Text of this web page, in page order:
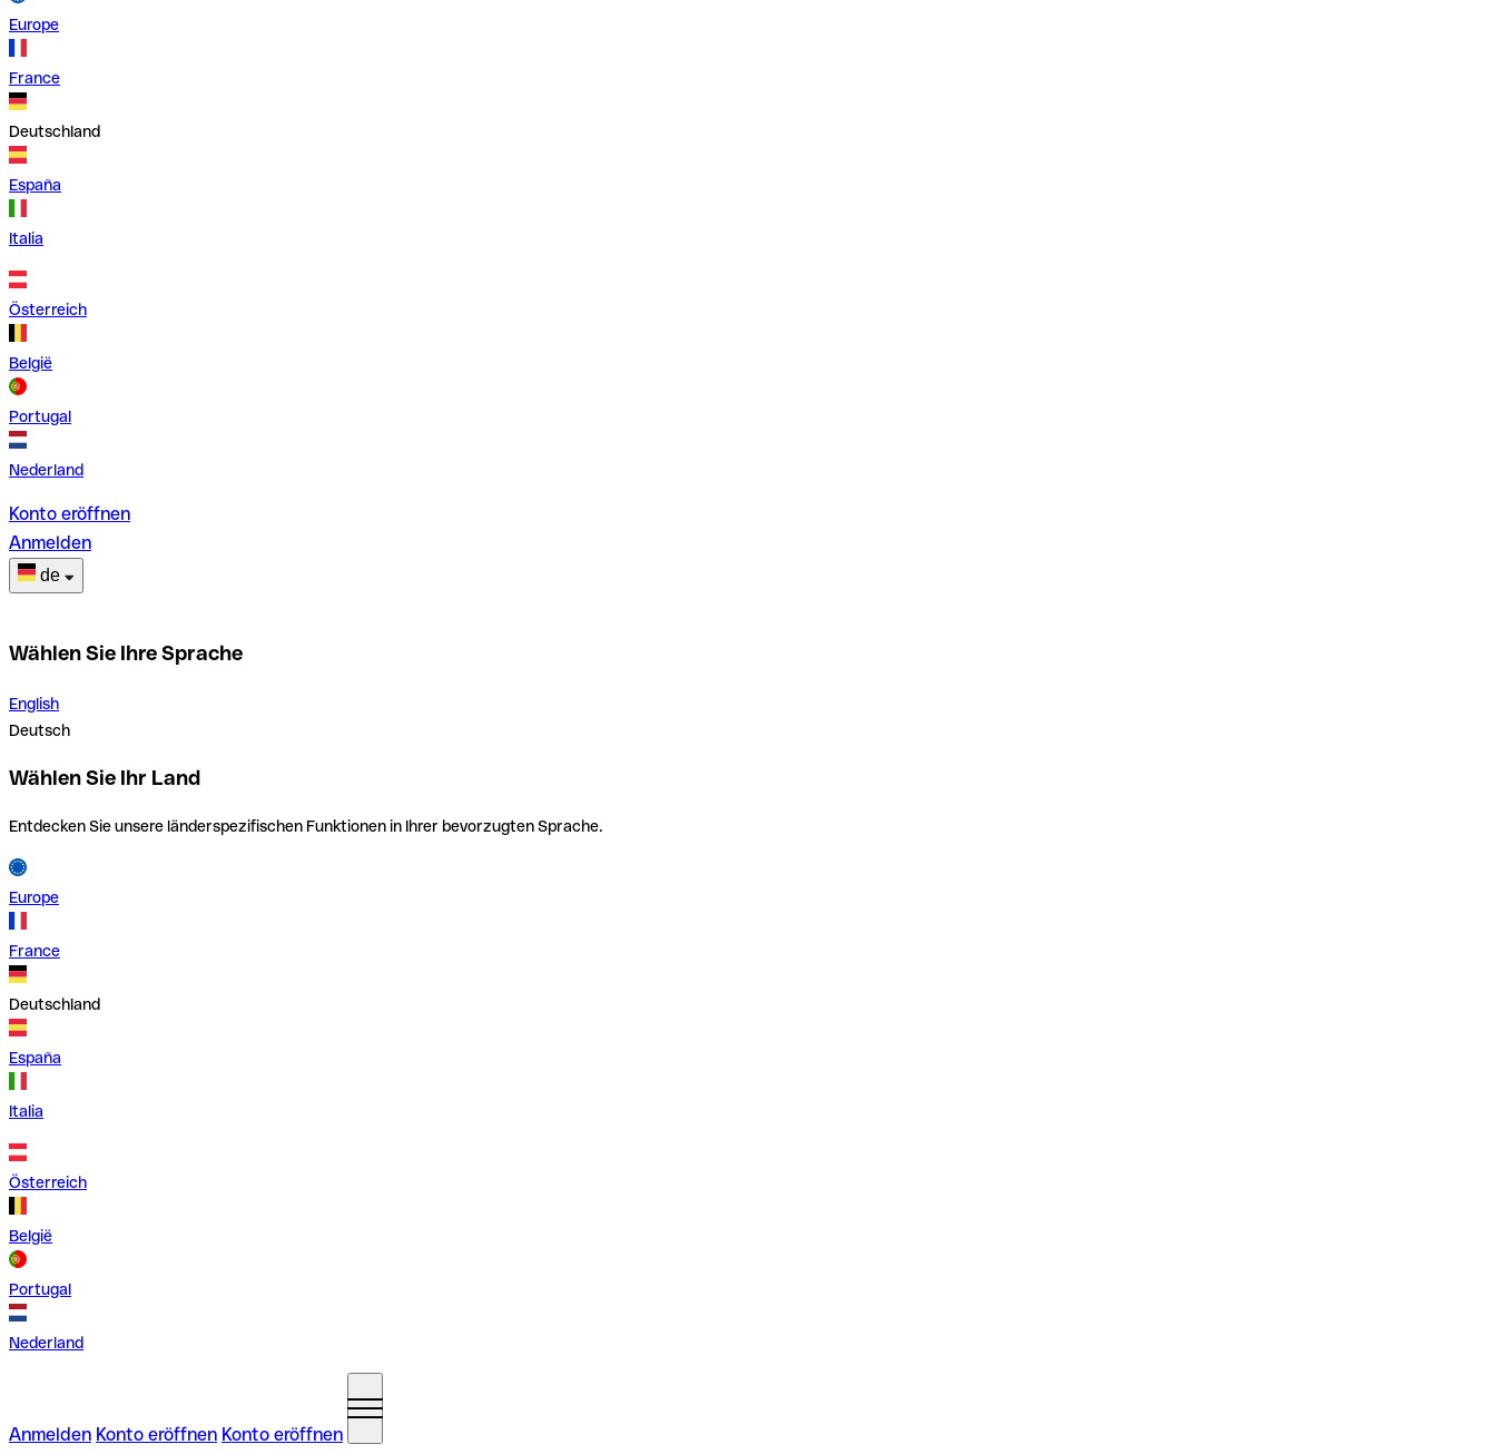
Europe
France
Deutschland
España
Italia
Österreich
België
Portugal
Nederland
Konto eröffnen
Anmelden
de
Wählen Sie Ihre Sprache
English
Deutsch
Wählen Sie Ihr Land
Entdecken Sie unsere länderspezifischen Funktionen in Ihrer bevorzugten Sprache.
Europe
France
Deutschland
España
Italia
Österreich
België
Portugal
Nederland
Anmelden Konto eröffnen Konto eröffnen